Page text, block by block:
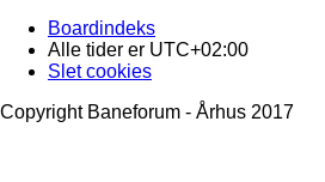
Boardindeks
Alle tider er UTC+02:00
Slet cookies
Copyright Baneforum - Århus 2017